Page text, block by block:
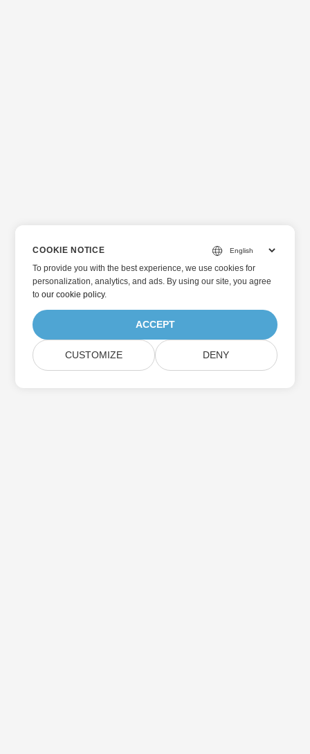
COOKIE NOTICE
To provide you with the best experience, we use cookies for
personalization, analytics, and ads. By using our site, you agree
toour cookie policy.
ACCEPT
CUSTOMIZE DENY